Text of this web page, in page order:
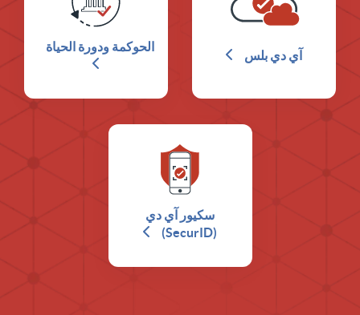
آي دي بلس
الحوكمة ودورة الحياة
سكيور آي دي
(SecurID)